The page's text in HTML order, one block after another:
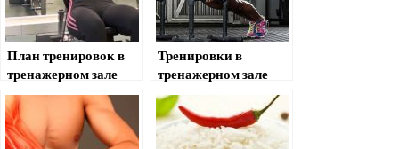
План тренировок в
тренажерном зале
Тренировки в
тренажерном зале
для девушек:
особенности и
нюансы